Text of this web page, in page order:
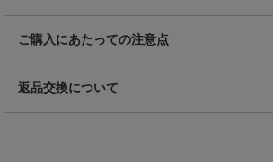
ご購入にあたっての注意点
返品交換について